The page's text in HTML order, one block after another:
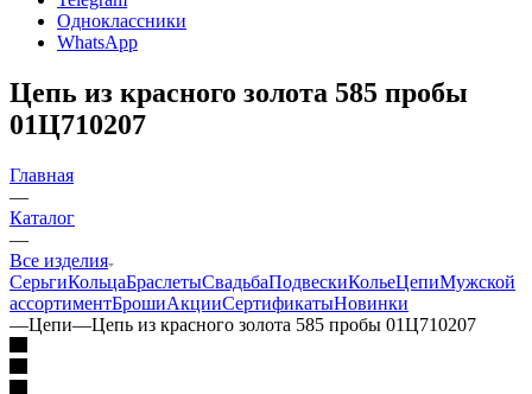
Одноклассники
WhatsApp
Цепь из красного золота 585 пробы
01Ц710207
Главная
—
Каталог
—
Все изделия
СерьгиКольцаБраслетыСвадьбаПодвескиКольеЦепиМужской
ассортиментБрошиАкцииСертификатыНовинки
—Цепи—Цепь из красного золота 585 пробы 01Ц710207